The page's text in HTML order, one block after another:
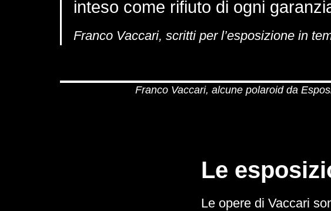
inteso come rifiuto di ogni
Franco Vaccari, scritti per l’esposizione in
Franco Vaccari, alcune polaroid da
Le
Le opere di Vaccari